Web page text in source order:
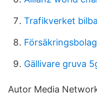
Trafikverket
Gällivare gruva
Autor Media